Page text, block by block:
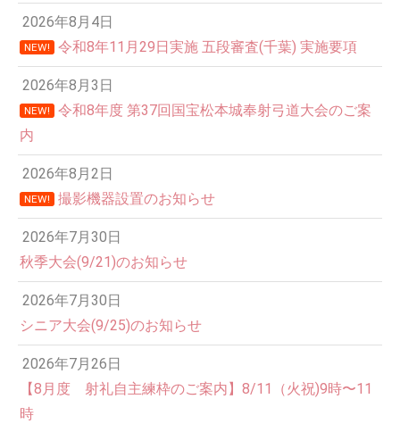
2026年8月4日
NEW! 令和8年11月29日実施 五段審査(千葉) 実施要項
2026年8月3日
NEW!
令和8年度 第37回国宝松本城奉射弓道大会のご案
内
2026年8月2日
NEW! 撮影機器設置のお知らせ
2026年7月30日
秋季大会(9/21)のお知らせ
2026年7月30日
シニア大会(9/25)のお知らせ
2026年7月26日
【8月度 射礼自主練枠のご案内】8/11（火祝)9時〜11
時
12:00 AM